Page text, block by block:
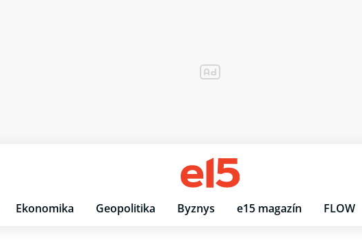
Ekonomika Geopolitika Byznys e15 magazín FLOW